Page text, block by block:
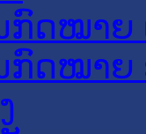
ກົດໝາຍ
ກົດໝາຍ